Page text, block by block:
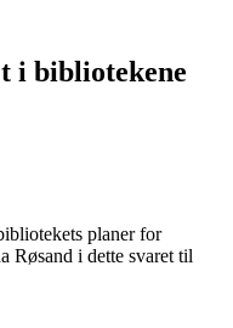
i bibliotekene
planer for
Røsand i dette svaret til